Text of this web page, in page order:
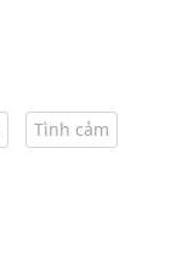
Tình cảm